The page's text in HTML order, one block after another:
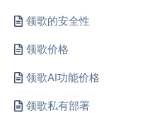
领歌的安全性
领歌价格
领歌AI功能价格
领歌私有部署